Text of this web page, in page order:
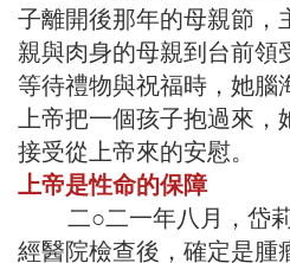
子離開後那年的母親節，
親與肉身的母親到台前領
等待禮物與祝福時，她腦
上帝把一個孩子抱過來，
接受從上帝來的安慰。
上帝是性命的保障
二○二一年八月，岱莉
經醫院檢查後，確定是腫